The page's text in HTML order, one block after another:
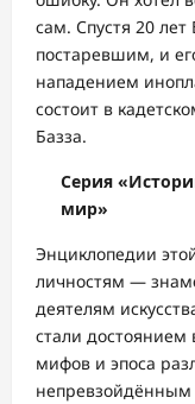
сам. Спустя 20
постаревшим, и
нападением
состоит в
Базза.
Серия
мир»
Энциклопедии
личностям —
деятелям
стали
мифов и эпоса
непревзойдённым